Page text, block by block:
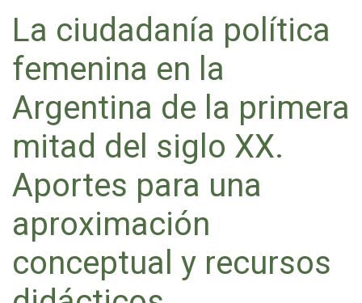
La ciudadanía política
femenina en la
Argentina de la primera
mitad del siglo XX.
Aportes para una
aproximación
conceptual y recursos